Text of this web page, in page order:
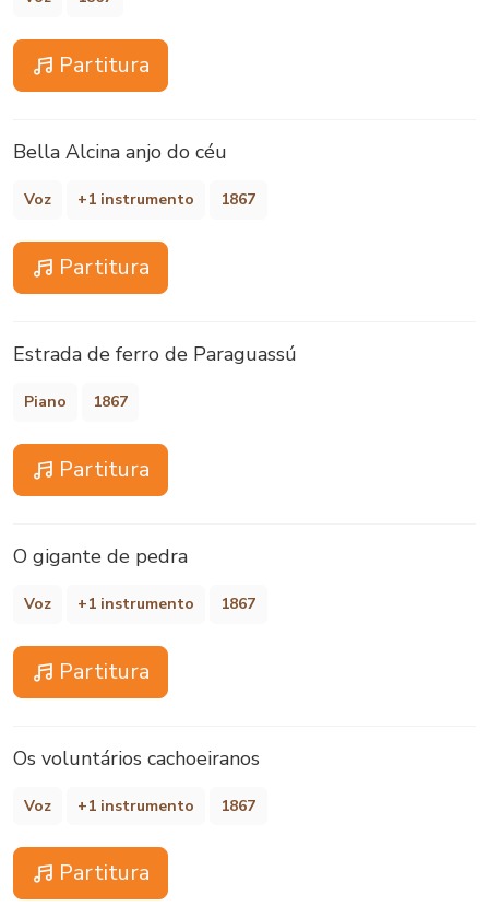
Partitura
Bella Alcina anjo do céu
Voz +1 instrumento 1867
Partitura
Estrada de ferro de Paraguassú
Piano 1867
Partitura
O gigante de pedra
Voz +1 instrumento 1867
Partitura
Os voluntários cachoeiranos
Voz +1 instrumento 1867
Partitura